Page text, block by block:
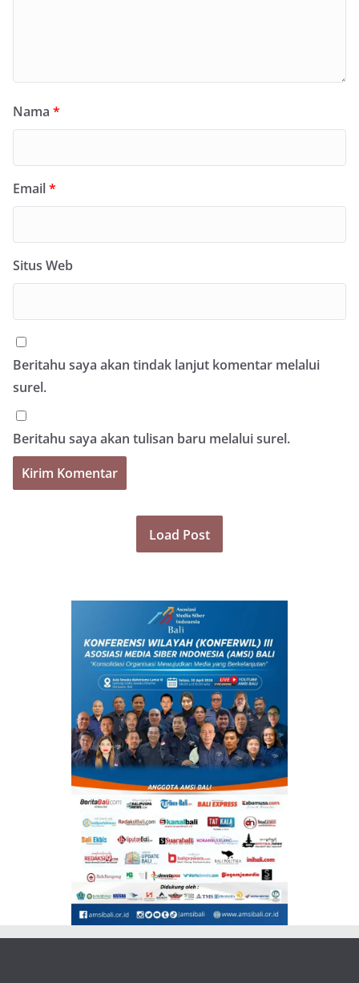
Nama *
Email*
Situs Web
Beritahu saya akan tindak lanjut komentar melalui
surel.
Beritahu saya akan tulisan baru melalui surel.
Load Post